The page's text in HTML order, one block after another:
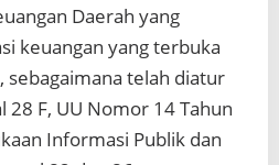
Daerah yang
keuangan yang terbuka
sebagaimana telah diatur
28 F, UU Nomor 14 Tahun
Informasi Publik dan